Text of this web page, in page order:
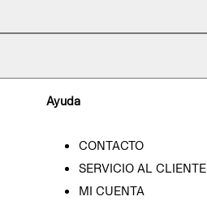
Ayuda
CONTACTO
SERVICIO AL CLIENTE
MI CUENTA